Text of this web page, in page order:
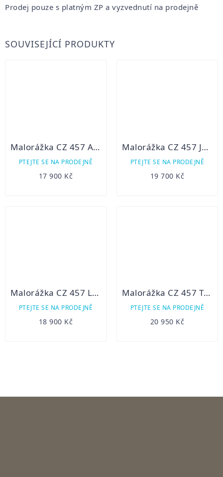
Prodej pouze s platným ZP a vyzvednutí na prodejně
SOUVISEJÍCÍ PRODUKTY
Malorážka CZ 457 American 22LR
PTEJTE SE NA PRODEJNĚ
17 900 Kč
Malorážka CZ 457 JAGUAR XII
PTEJTE SE NA PRODEJNĚ
19 700 Kč
Malorážka CZ 457 Lux 22LR
PTEJTE SE NA PRODEJNĚ
18 900 Kč
Malorážka CZ 457 THUMBHOLE
PTEJTE SE NA PRODEJNĚ
20 950 Kč